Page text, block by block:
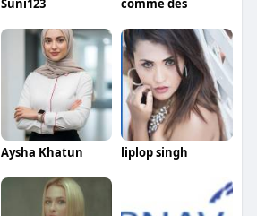
Suni123 comme des
Aysha Khatun liplop singh